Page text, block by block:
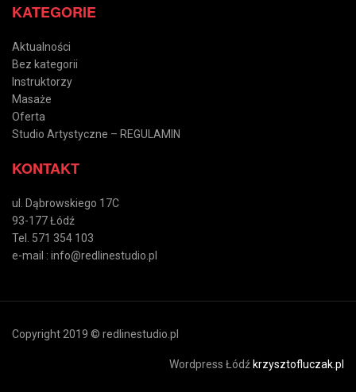
KATEGORIE
Aktualności
Bez kategorii
Instruktorzy
Masaże
Oferta
Studio Artystyczne – REGULAMIN
KONTAKT
ul. Dąbrowskiego 17C
93-177 Łódź
Tel. 571 354 103
e-mail : info@redlinestudio.pl
Copyright 2019 © redlinestudio.pl
Wordpress Łódźkrzysztofluczak.pl